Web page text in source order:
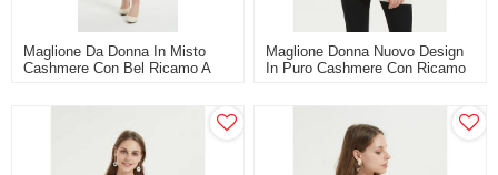
Maglione Da Donna In Misto
Cashmere Con Bel Ricamo A
Maglione Donna Nuovo Design
In Puro Cashmere Con Ricamo